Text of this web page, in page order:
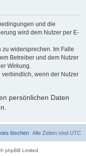
und die
wird dem Nutzer per E-
widersprechen. Im Falle
Betreiber und dem Nutzer
Wirkung.
wenn der Nutzer
persönlichen Daten
Alle Zeiten sind UTC
löschen
phpBB Limited